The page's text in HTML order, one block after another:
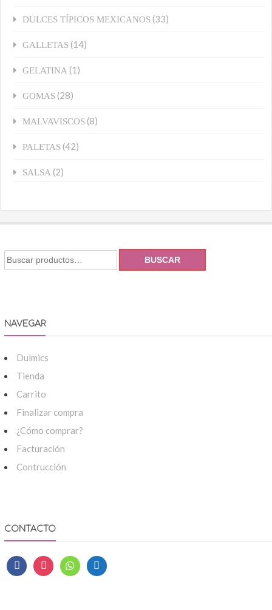
DULCES TÍPICOS MEXICANOS (33)
GALLETAS (14)
GELATINA (1)
GOMAS (28)
MALVAVISCOS (8)
PALETAS (42)
SALSA (2)
BUSCAR
NAVEGAR
Dulmics
Tienda
Carrito
Finalizar compra
¿Cómo comprar?
Facturación
Contrucción
CONTACTO